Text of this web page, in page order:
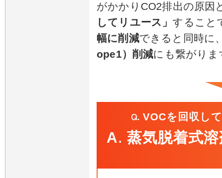
がかかりCO2排出の原因
してリユース」すること
幅に削減できると同時に
ope1）削減にも繋がりま
VOCを回収し
A. 蒸気脱着式